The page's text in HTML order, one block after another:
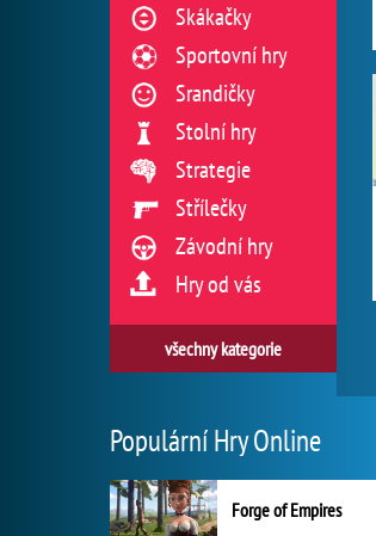
Skákačky
Sportovní hry
Srandičky
Stolní hry
Strategie
Střílečky
Závodní hry
Hry od vás
všechny kategorie
Populární Hry Online
Forge of Empires